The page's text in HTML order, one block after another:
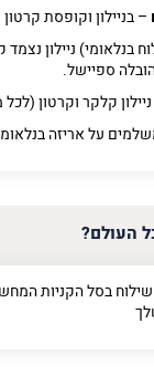
– בניילון וקופסת קרטון
בנלאומי) ניילון
ספיישל.
ניילון קלקר וקרטון
על אריזה
העולם?
בסל הקניות